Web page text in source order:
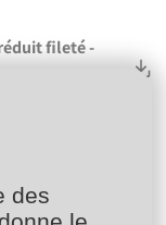
fileté -
- Mamelon
des